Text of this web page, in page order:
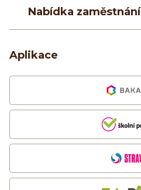
Nabídka zaměstnání
Aplikace